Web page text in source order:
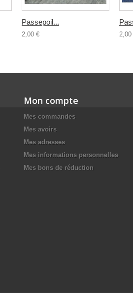
Passepoil...
2,00 € 2,00
Mon compte
Mes commandes
Mes avoirs
Mes adresses
Mes informations personnelles
Mes bons de réduction